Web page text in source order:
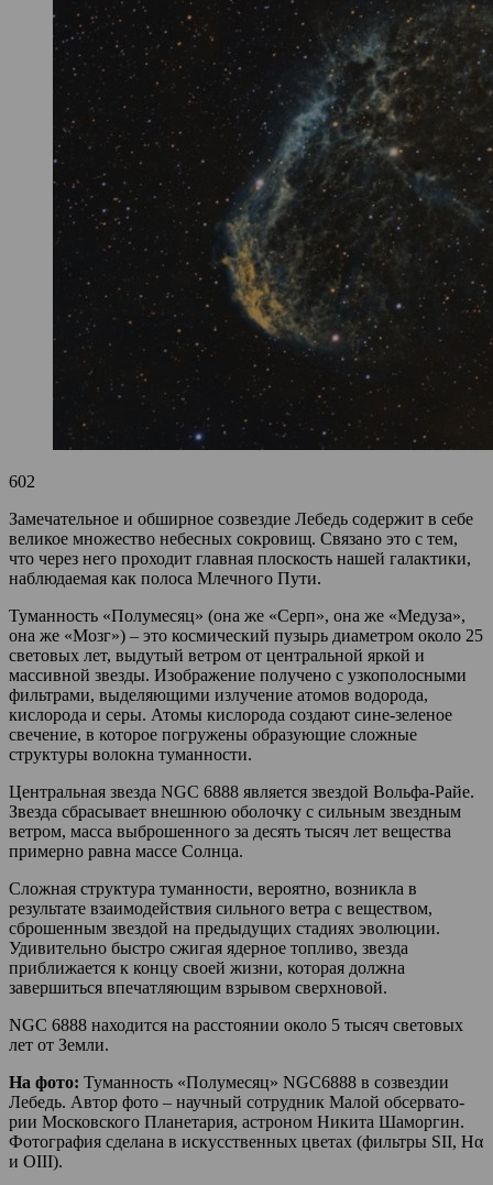
602
Замечательное и обширное созвездие Лебедь содержит в себе
великое множество небесных сокровищ. Связано это с тем,
что через него проходит главная плоскость нашей галактики,
наблюдаемая как полоса Млечного Пути.
Туманность «Полумесяц» (она же «Серп», она же «Медуза»,
она же «Мозг») – это космический пузырь диаметром около 25
световых лет, выдутый ветром от центральной яркой и
массивной звезды. Изображение получено с узкополосными
фильтрами, выделяющими излучение атомов водорода,
кислорода и серы. Атомы кислорода создают сине-зеленое
свечение, в которое погружены образующие сложные
структуры волокна туманности.
Центральная звезда NGC 6888 является звездой Вольфа-Райе.
Звезда сбрасывает внешнюю оболочку с сильным звездным
ветром, масса выброшенного за десять тысяч лет вещества
примерно равна массе Солнца.
Сложная структура туманности, вероятно, возникла в
результате взаимодействия сильного ветра с веществом,
сброшенным звездой на предыдущих стадиях эволюции.
Удивительно быстро сжигая ядерное топливо, звезда
приближается к концу своей жизни, которая должна
завершиться впечатляющим взрывом сверхновой.
NGC 6888 находится на расстоянии около 5 тысяч световых
лет от Земли.
На фото: Туман­ность «Полу­ме­сяц» NGC6888 в созвез­дии
Лебедь. Автор фото – науч­ный сотруд­ник Малой обсер­ва­то­
рии Мос­ков­ского Пла­не­та­рия, аст­ро­ном Никита Шамор­гин.
Фото­гра­фия сде­лана в искус­ствен­ных цве­тах (фильтры SII, Hα
и OIII).